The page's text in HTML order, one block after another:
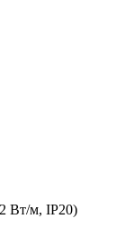
Вт/м, IP20)